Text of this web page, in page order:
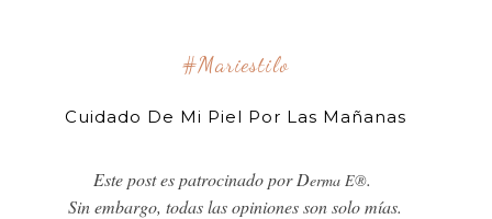
#mariestilo
Cuidado De Mi Piel Por Las Mañanas
Este post es patrocinado por Derma E®.
Sin embargo, todas las opiniones son solo mías.